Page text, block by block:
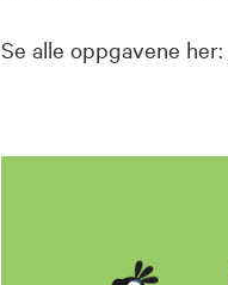
Se alle oppgavene her: